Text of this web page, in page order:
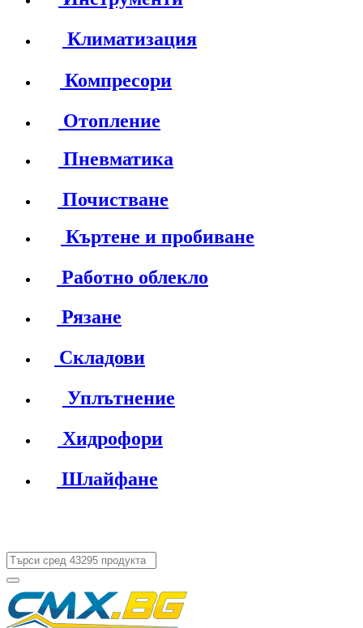
Климатизация
Компресори
Отопление
Пневматика
Почистване
Къртене и пробиване
Работно облекло
Рязане
Складови
Уплътнение
Хидрофори
Шлайфане